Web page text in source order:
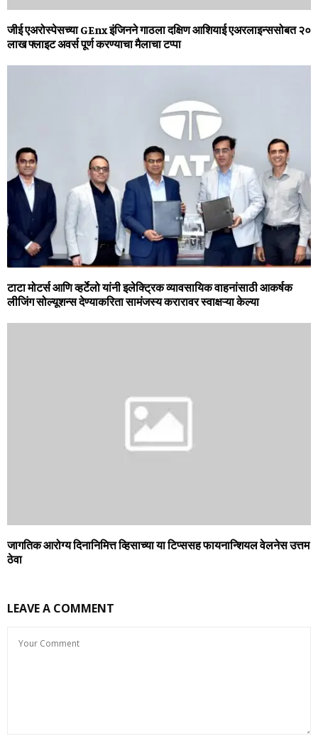
जीई एअरोस्पेसच्या GEnx इंजिनने गाठला दक्षिण आशियाई एअरलाइन्ससोबत २०
लाख फ्लाइट अवर्स पूर्ण करण्याचा मैलाचा टप्पा
टाटा मोटर्स आणि व्‍हर्टेलो यांनी इलेक्ट्रिक व्‍यावसायिक वाहनांसाठी आकर्षक
लीजिंग सोल्‍यूशन्‍स देण्‍याकरिता सामंजस्‍य करारावर स्‍वाक्षऱ्या केल्‍या
जागतिक आरोग्‍य दिनानिमित्त व्हिसाच्‍या या टिप्‍ससह फायनान्शियल वेलनेस उत्तम
ठेवा
LEAVE A COMMENT